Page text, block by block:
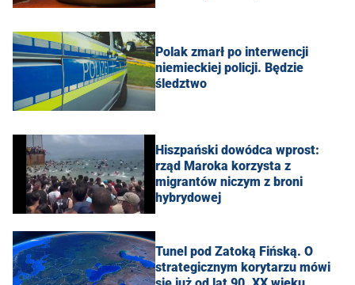
Polak zmarł po interwencji
niemieckiej policji. Będzie
śledztwo
Hiszpański dowódca wprost:
rząd Maroka korzysta z
migrantów niczym z broni
hybrydowej
Tunel pod Zatoką Fińską. O
strategicznym korytarzu mówi